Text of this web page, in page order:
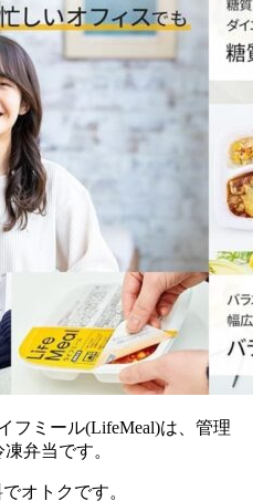
フミール(LifeMeal)は、管理
凍弁当です。
オトクです。